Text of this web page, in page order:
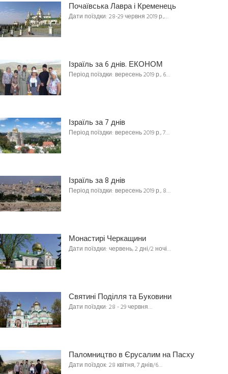
Почаївська Лавра і Кременець
Дати поїздки: 28-29 червня 2019 р.,…
Ізраїль за 6 днів. ЕКОНОМ
Період поїздки: вересень 2019 р., 6…
Ізраїль за 7 днів
Період поїздки: вересень 2019 р., 7…
Ізраїль за 8 днів
Період поїздки: вересень 2019 р., 8…
Монастирі Черкащини
Дати поїздки: червень, 2 дні/2 ночі…
Святині Поділля та Буковини
Дати поїздки: 28 - 29 червня…
Паломництво в Єрусалим на Пасху
Дати поїздок: 28 квітня, 7 днів/6…